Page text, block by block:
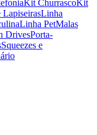
Kit ChurrascoKit
LapiseirasLinha
Linha PetMalas
DrivesPorta-
Squeezes e